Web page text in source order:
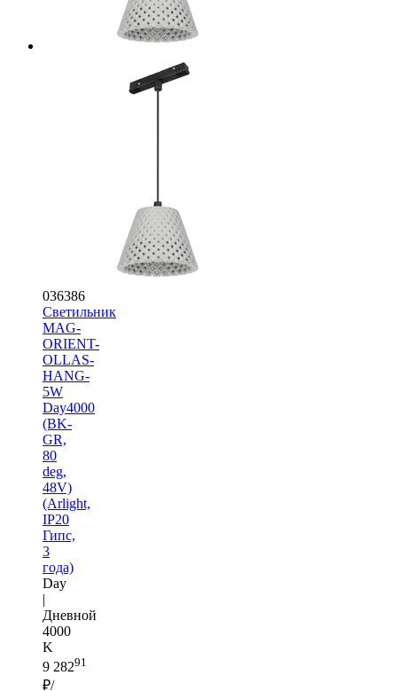
036386
Светильник
MAG-
ORIENT-
OLLAS-
HANG-
5W
Day4000
(BK-
GR,
80
deg,
48V)
(Arlight,
IP20
Гипс,
3
года)
Day
|
Дневной
4000
K
9 28291
₽/